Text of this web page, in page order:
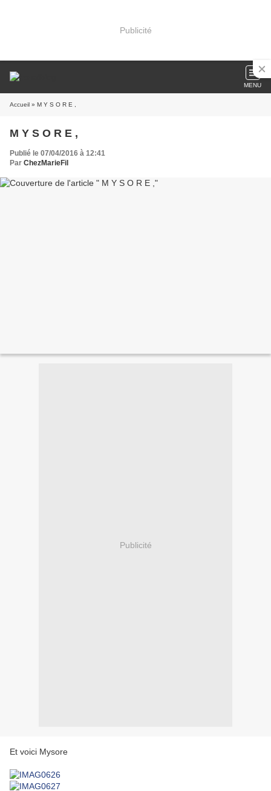
Publicité
MENU
Accueil » M Y S O R E ,
M Y S O R E ,
Publié le 07/04/2016 à 12:41
Par ChezMarieFil
Publicité
Et voici Mysore